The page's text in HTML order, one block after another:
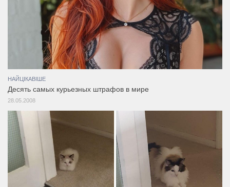
НАЙЦІКАВІШЕ
Десять самых курьезных штрафов в мире
28.05.2008